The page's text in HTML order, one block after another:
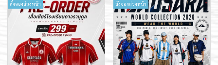
สั่งจองล่วงหน้า
สั่งจองล่วงหน้า